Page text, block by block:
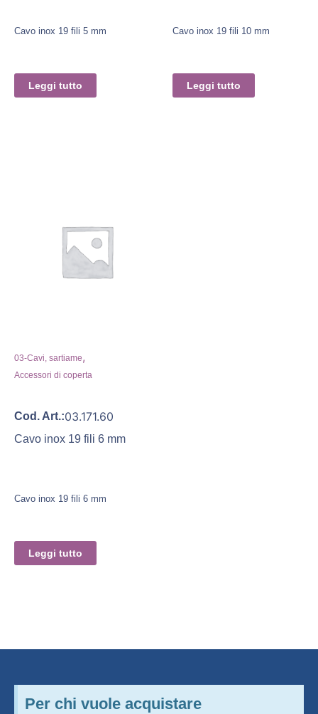
Cavo inox 19 fili 5 mm
Leggi tutto
Cavo inox 19 fili 10 mm
Leggi tutto
03-Cavi, sartiame,
Accessori di coperta
Cod. Art.:03.171.60
Cavo inox 19 fili 6 mm
Cavo inox 19 fili 6 mm
Leggi tutto
Per chi vuole acquistare